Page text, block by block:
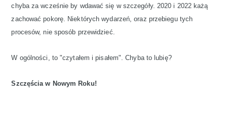
chyba za wcześnie by wdawać się w szczegóły. 2020 i 2022 każą
zachować pokorę. Niektórych wydarzeń, oraz przebiegu tych
procesów, nie sposób przewidzieć.
W ogólności, to "czytałem i pisałem". Chyba to lubię?
Szczęścia w Nowym Roku!